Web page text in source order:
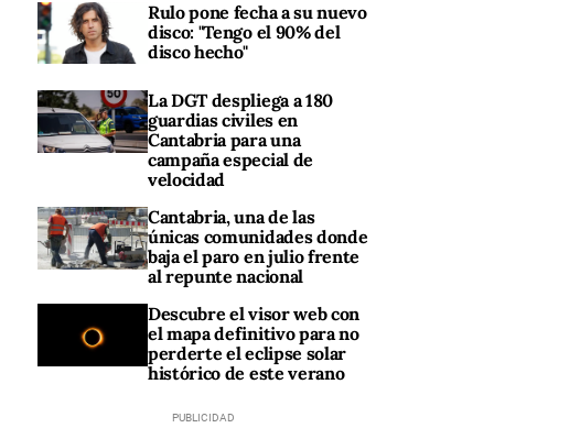
Rulo pone fecha a su nuevo
disco: "Tengo el 90% del
disco hecho"
La DGT despliega a 180
guardias civiles en
Cantabria para una
campaña especial de
velocidad
Cantabria, una de las
únicas comunidades donde
baja el paro en julio frente
al repunte nacional
Descubre el visor web con
el mapa definitivo para no
perderte el eclipse solar
histórico de este verano